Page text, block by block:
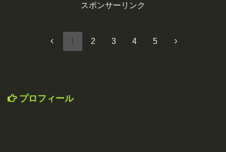
スポンサーリンク
1 2 3 4 5
プロフィール